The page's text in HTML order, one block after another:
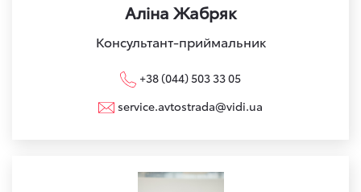
Аліна Жабряк
Консультант-приймальник
+38 (044) 503 33 05
service.avtostrada@vidi.ua